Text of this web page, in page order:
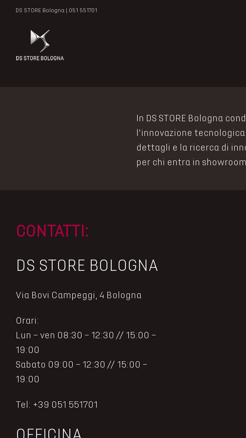
Salta
contenuto
DS STORE Bologna | 051 551701
In DS STORE Bologna
l’innovazione
dettagli e la ricerca di
per chi entra in showroom.
CONTATTI:
DS STORE BOLOGNA
Via Bovi Campeggi, 4 Bologna
Orari:
Lun – ven 08:30 – 12:30 // 15:00 –
19:00
Sabato 09:00 – 12:30 // 15:00 –
19:00
Tel: +39 051 551701